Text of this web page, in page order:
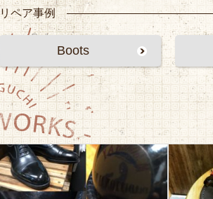
リペア事例
Boots